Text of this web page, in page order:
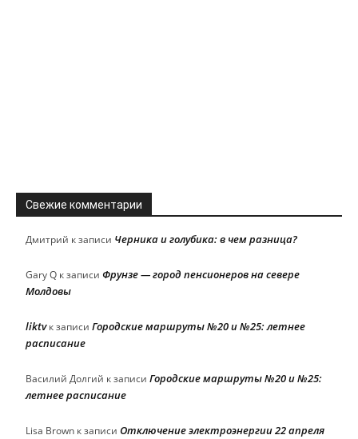
Свежие комментарии
Дмитрий к записи Черника и голубика: в чем разница?
Gary Q к записи Фрунзе — город пенсионеров на севере
Молдовы
liktvк записи Городские маршруты №20 и №25: летнее
расписание
Василий Долгий к записи Городские маршруты №20 и №25:
летнее расписание
Lisa Brown к записи Отключение электроэнергии 22 апреля